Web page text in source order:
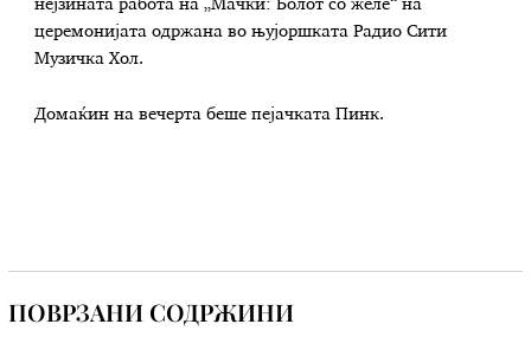
нејзината работа на „Мачки: Болот со желе“ на
церемонијата одржана во њујоршката Радио Сити
Музичка Хол.
Домаќин на вечерта беше пејачката Пинк.
ПОВРЗАНИ СОДРЖИНИ